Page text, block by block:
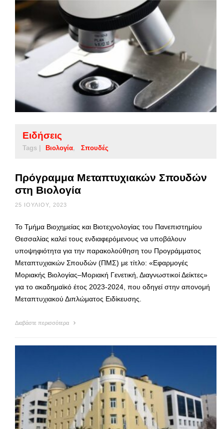
Ειδήσεις
Tags | Βιολογία Σπουδές
Πρόγραμμα Μεταπτυχιακών Σπουδών
στη Βιολογία
25 ΙΟΥΛΊΟΥ, 2023
Το Τμήμα Βιοχημείας και Βιοτεχνολογίας του Πανεπιστημίου
Θεσσαλίας καλεί τους ενδιαφερόμενους να υποβάλουν
υποψηφιότητα για την παρακολούθηση του Προγράμματος
Μεταπτυχιακών Σπουδών (ΠΜΣ) με τίτλο: «Εφαρμογές
Μοριακής Βιολογίας–Μοριακή Γενετική, Διαγνωστικοί Δείκτες»
για το ακαδημαϊκό έτος 2023-2024, που οδηγεί στην απονομή
Μεταπτυχιακού Διπλώματος Ειδίκευσης.
Διαβάστε περισσότερα